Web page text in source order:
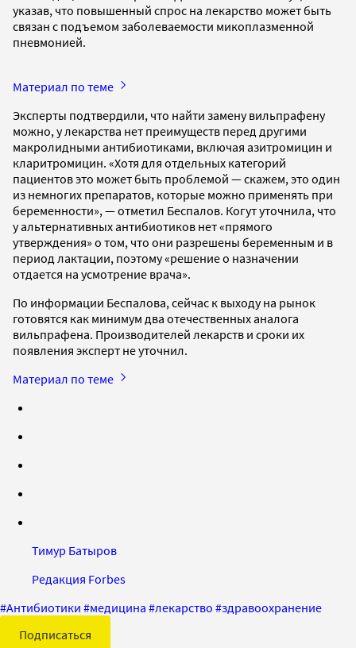
указав, что повышенный спрос на лекарство может быть
связан с подъемом заболеваемости микоплазменной
пневмонией.
Материал по теме
Эксперты подтвердили, что найти замену вильпрафену
можно, у лекарства нет преимуществ перед другими
макролидными антибиотиками, включая азитромицин и
кларитромицин. «Хотя для отдельных категорий
пациентов это может быть проблемой — скажем, это один
из немногих препаратов, которые можно применять при
беременности», — отметил Беспалов. Когут уточнила, что
у альтернативных антибиотиков нет «прямого
утверждения» о том, что они разрешены беременным и в
период лактации, поэтому «решение о назначении
отдается на усмотрение врача».
По информации Беспалова, сейчас к выходу на рынок
готовятся как минимум два отечественных аналога
вильпрафена. Производителей лекарств и сроки их
появления эксперт не уточнил.
Материал по теме
Тимур Батыров
Редакция Forbes
#Антибиотики #медицина #лекарство #здравоохранение
Подписаться